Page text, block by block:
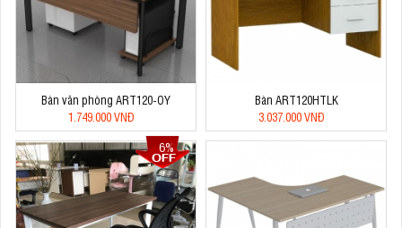
Bàn văn phòng ART120-OY
1.749.000 VNĐ
Bàn ART120HTLK
3.037.000 VNĐ
6%